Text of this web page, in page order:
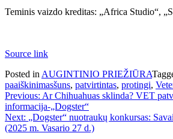
Teminis vaizdo kreditas: „Africa Studio“,
Source link
Posted in AUGINTINIO PRIEŽIŪRA
paaiškinimasšuns, patvirtintas, protingi,
Navigacija
tarp
įrašų
Previous: Ar Chihuahuas sklinda? VET
informacija-„Dogster“
Next: „Dogster“ nuotraukų konkursas:
(2025 m. Vasario 27 d.)